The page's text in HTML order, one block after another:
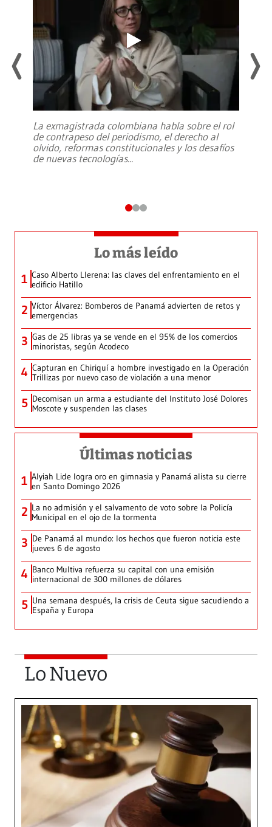
La exmagistrada colombiana habla sobre el rol
de contrapeso del periodismo, el derecho al
olvido, reformas constitucionales y los desafíos
de nuevas tecnologías...
Lo más leído
1 Caso Alberto Llerena: las claves del enfrentamiento en el
edificio Hatillo
2 Víctor Álvarez: Bomberos de Panamá advierten de retos y
emergencias
3 Gas de 25 libras ya se vende en el 95% de los comercios
minoristas, según Acodeco
4 Capturan en Chiriquí a hombre investigado en la Operación
Trillizas por nuevo caso de violación a una menor
5 Decomisan un arma a estudiante del Instituto José Dolores
Moscote y suspenden las clases
Últimas noticias
1 Alyiah Lide logra oro en gimnasia y Panamá alista su cierre
en Santo Domingo 2026
2 La no admisión y el salvamento de voto sobre la Policía
Municipal en el ojo de la tormenta
3 De Panamá al mundo: los hechos que fueron noticia este
jueves 6 de agosto
4 Banco Multiva refuerza su capital con una emisión
internacional de 300 millones de dólares
5 Una semana después, la crisis de Ceuta sigue sacudiendo a
España y Europa
Lo Nuevo